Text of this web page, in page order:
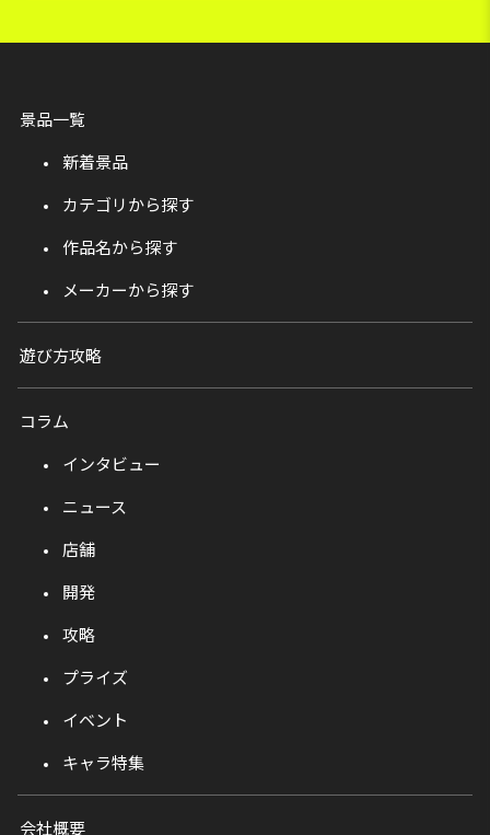
景品一覧
新着景品
カテゴリから探す
作品名から探す
メーカーから探す
遊び方攻略
コラム
インタビュー
ニュース
店舗
開発
攻略
プライズ
イベント
キャラ特集
会社概要